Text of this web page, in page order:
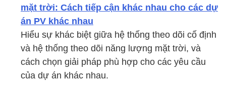
mặt trời: Cách tiếp cận khác nhau cho các dự
án PV khác nhau
Hiểu sự khác biệt giữa hệ thống theo dõi cố định
và hệ thống theo dõi năng lượng mặt trời, và
cách chọn giải pháp phù hợp cho các yêu cầu
của dự án khác nhau.